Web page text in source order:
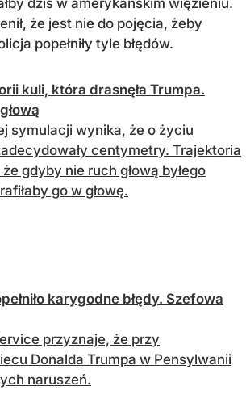
dziś w amerykańskim więzieniu.
że jest nie do pojęcia, żeby
popełniły tyle błędów.
kuli, która drasnęła Trumpa.
symulacji wynika, że o życiu
centymetry. Trajektoria
gdyby nie ruch głową byłego
go w głowę.
karygodne błędy. Szefowa
przyznaje, że przy
Donalda Trumpa w Pensylwanii
naruszeń.